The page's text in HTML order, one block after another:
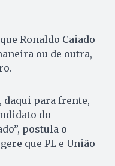
Ronaldo Caiado
ou de outra,
daqui para frente,
do
postula o
que PL e União